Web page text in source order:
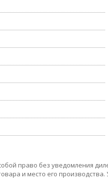
право без уведомления
и место его